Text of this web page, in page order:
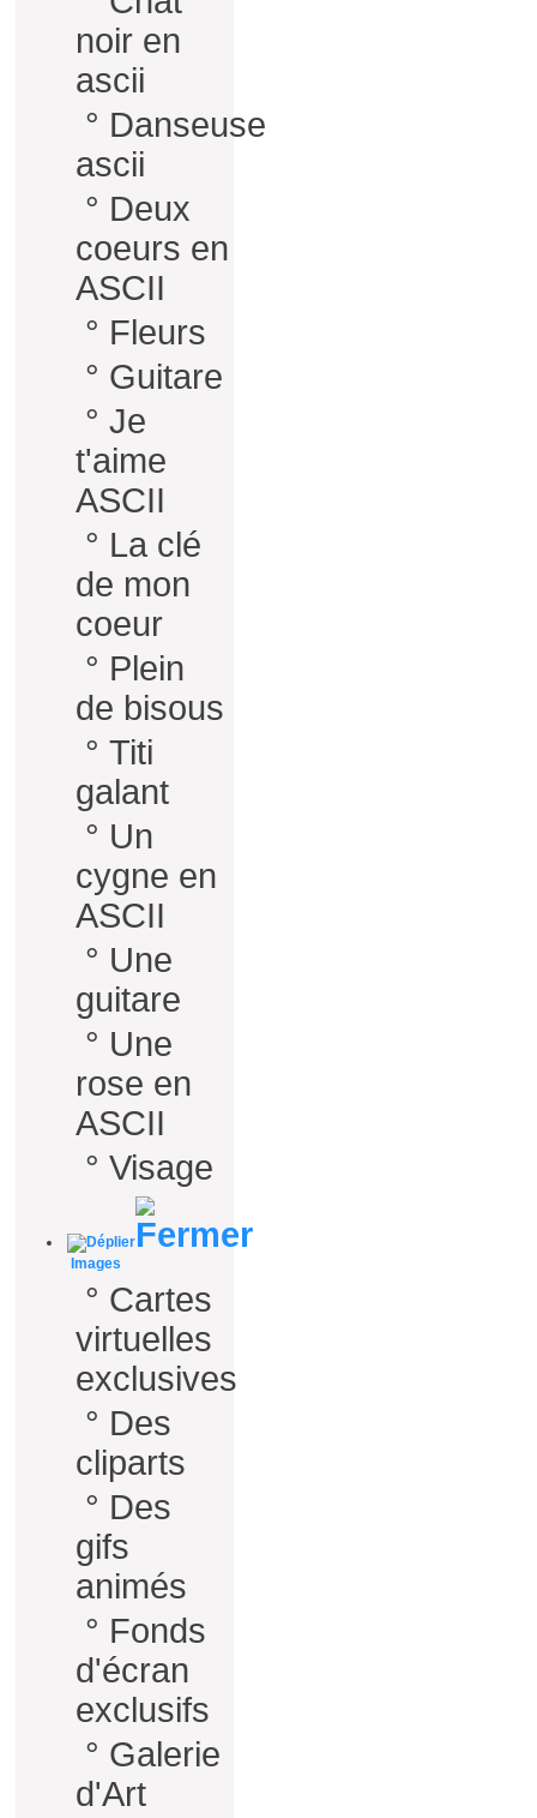
noir en
ascii
° Danseuse
ascii
° Deux
coeurs en
ASCII
° Fleurs
° Guitare
° Je
t'aime
ASCII
° La clé
de mon
coeur
° Plein
de bisous
° Titi
galant
° Un
cygne en
ASCII
° Une
guitare
° Une
rose en
ASCII
° Visage
Images
° Cartes
virtuelles
exclusives
° Des
cliparts
° Des
gifs
animés
° Fonds
d'écran
exclusifs
° Galerie
d'Art